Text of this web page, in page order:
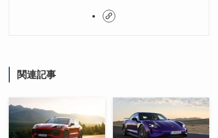
関連記事